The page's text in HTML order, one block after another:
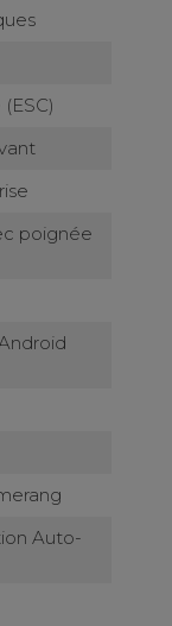
poignée
Auto-